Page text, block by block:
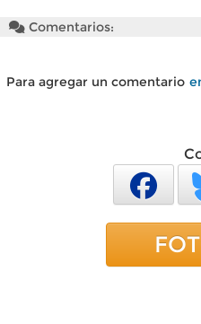
Comentarios:
Para agregar un comentario